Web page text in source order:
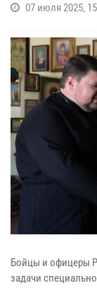
07 июля 2025,
Бойцы и офицеры
задачи